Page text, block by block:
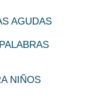
AGUDAS
NIÑOS